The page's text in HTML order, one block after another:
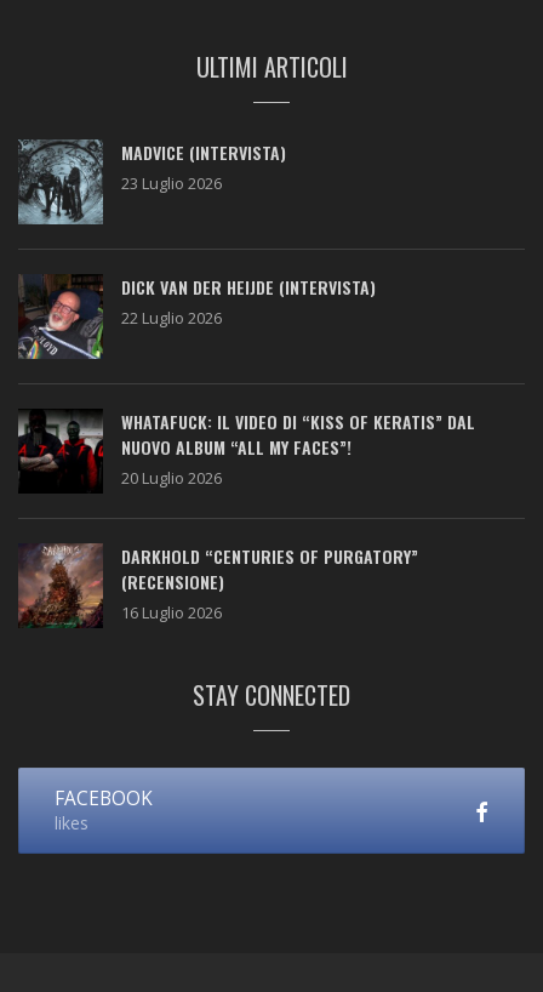
ULTIMI ARTICOLI
MADVICE (INTERVISTA)
23 Luglio 2026
DICK VAN DER HEIJDE (INTERVISTA)
22 Luglio 2026
WHATAFUCK: IL VIDEO DI “KISS OF KERATIS” DAL
NUOVO ALBUM “ALL MY FACES”!
20 Luglio 2026
DARKHOLD “CENTURIES OF PURGATORY”
(RECENSIONE)
16 Luglio 2026
STAY CONNECTED
FACEBOOK
likes